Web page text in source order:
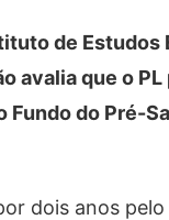
de
avalia que o
Fundo do Pré-
dois anos